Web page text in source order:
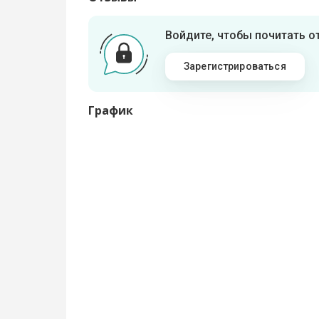
Войдите, чтобы почитать
Зарегистрироваться
График